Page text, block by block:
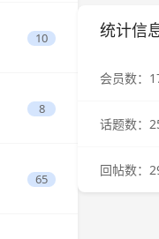
10
8
65
统计信
会员数：
话题数：
回帖数：